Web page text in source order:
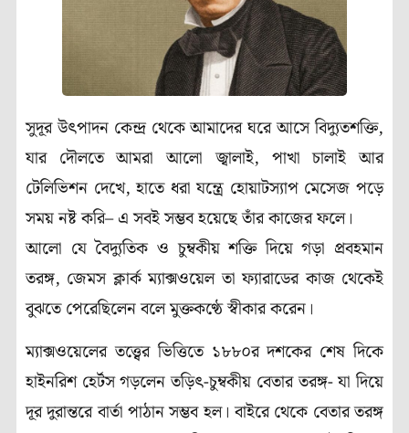
সুদূর উৎপাদন কেন্দ্র থেকে আমাদের ঘরে আসে বিদ্যুতশক্তি,
যার দৌলতে আমরা আলো জ্বালাই, পাখা চালাই আর
টেলিভিশন দেখে, হাতে ধরা যন্ত্রে হোয়াটস্যাপ মেসেজ পড়ে
সময় নষ্ট করি– এ সবই সম্ভব হয়েছে তাঁর কাজের ফলে।
আলো যে বৈদ্যুতিক ও চুম্বকীয় শক্তি দিয়ে গড়া প্রবহমান
তরঙ্গ, জেমস ক্লার্ক ম্যাক্সওয়েল তা ফ্যারাডের কাজ থেকেই
বুঝতে পেরেছিলেন বলে মুক্তকণ্ঠে স্বীকার করেন।
ম্যাক্সওয়েলের তত্ত্বের ভিত্তিতে ১৮৮০র দশকের শেষ দিকে
হাইনরিশ হের্টস গড়লেন তড়িৎ-চুম্বকীয় বেতার তরঙ্গ- যা দিয়ে
দূর দুরান্তরে বার্তা পাঠান সম্ভব হল। বাইরে থেকে বেতার তরঙ্গ